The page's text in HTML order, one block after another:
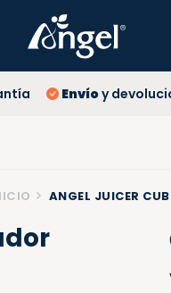
Envío y
ANGEL JUICER